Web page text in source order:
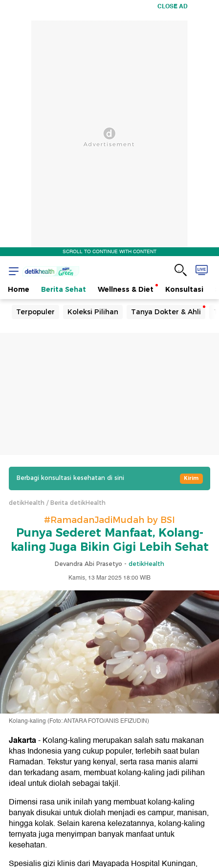
CLOSE AD
SCROLL TO CONTINUE WITH CONTENT
Home Berita Sehat Wellness & Diet Konsultasi
Terpopuler Koleksi Pilihan Tanya Dokter & Ahli
Berbagi konsultasi kesehatan di sini Kirim
detikHealth Berita detikHealth
#RamadanJadiMudah by BSI
Punya Sederet Manfaat, Kolang-
kaling Juga Bikin Gigi Lebih Sehat
Devandra Abi Prasetyo - detikHealth
Kamis, 13 Mar 2025 18:00 WIB
Kolang-kaling (Foto: ANTARA FOTO/ANIS EFIZUDIN)
Jakarta-Kolang-kaling merupakan salah satu makanan
khas Indonesia yang cukup populer, terlebih saat bulan
Ramadan. Tekstur yang kenyal, serta rasa manis alami
dan terkadang asam, membuat kolang-kaling jadi pilihan
ideal untuk diolah sebagai takjil.
Dimensi rasa unik inilah yang membuat kolang-kaling
banyak disukai untuk diolah menjadi es campur, manisan,
hingga kolak. Selain karena kelezatannya, kolang-kaling
ternyata juga menyimpan banyak manfaat untuk
kesehatan.
Spesialis gizi klinis dari Mayapada Hospital Kuningan,